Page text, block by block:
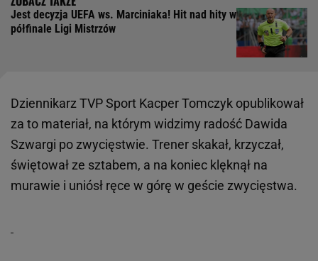
Jest decyzja UEFA ws. Marciniaka! Hit nad hity w
półfinale Ligi Mistrzów
Dziennikarz TVP Sport Kacper Tomczyk opublikował
za to materiał, na którym widzimy radość Dawida
Szwargi po zwycięstwie. Trener skakał, krzyczał,
świętował ze sztabem, a na koniec klęknął na
murawie i uniósł ręce w górę w geście zwycięstwa.